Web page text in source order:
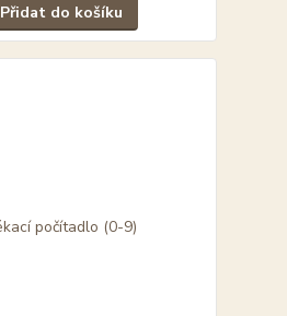
Přidat do košíku